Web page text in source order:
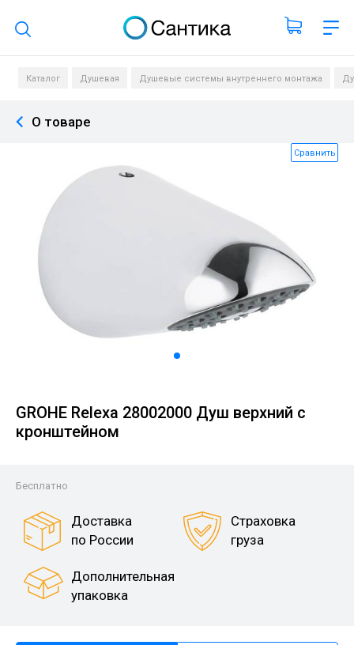
Поиск по каталогу
Каталог Душевая Душевые системы внутреннего монтажа
О товаре
Сравнить
GROHE Relexa 28002000 Душ верхний с
кронштейном
Бесплатно
Доставка
по России
Страховка
груза
Дополнительная
упаковка